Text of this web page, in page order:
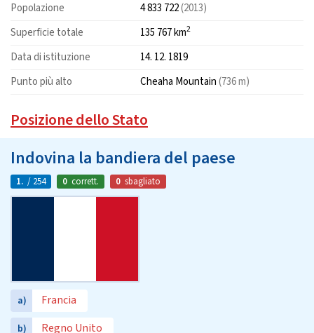
Popolazione
4 833 722(2013)
Superficie totale
135 767 km2
Data di istituzione
14. 12. 1819
Punto più alto
Cheaha Mountain(736 m)
Posizione dello Stato
Indovina la bandiera del paese
1. / 254 0 corrett. 0 sbagliato
a) Francia
b) Regno Unito